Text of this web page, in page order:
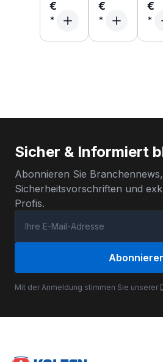
€ € €
Sicher & Informiert
Abonnieren Sie Branchennews,
Sicherheitsvorschriften und
Profis.
Mit der Anmeldung stimmen Sie unserer